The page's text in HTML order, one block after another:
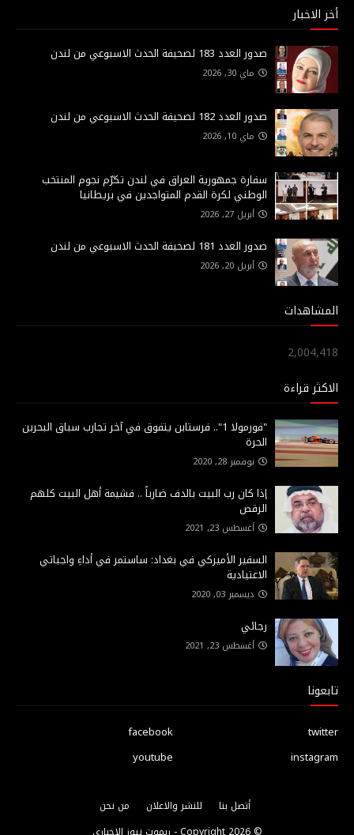
أخر الاخبار
صدور العدد 183 لصحيفة الحدث الاسبوعي من لندن
ماي 30, 2026
صدور العدد 182 لصحيفة الحدث الاسبوعي من لندن
ماي 10, 2026
سفارة جمهورية العراق في لندن تكرّم نجوم المنتخب
الوطني لكرة القدم المتواجدين في بريطانيا
أبريل 27, 2026
صدور العدد 181 لصحيفة الحدث الاسبوعي من لندن
أبريل 20, 2026
المشاهدات
2,004,418
الاكثر قراءة
"فورمولا 1".. فرستابن يتفوق في آخر تجارب سباق البحرين
الحرة
نوفمبر 28, 2020
إذا كان رب البيت بالدف ضارباً .. فشيمة أهل البيت كلهم
الرقص
أغسطس 23, 2021
السفير الأميركي في بغداد: ساستمر في أداءِ واجباتي
الاعتيادية
ديسمبر 03, 2020
رجائي
أغسطس 23, 2021
تابعونا
facebook
twitter
youtube
instagram
أتصل بنا للنشر والاعلان
من نحن
© Copyright
2026 - ريموت نيوز الاخباري